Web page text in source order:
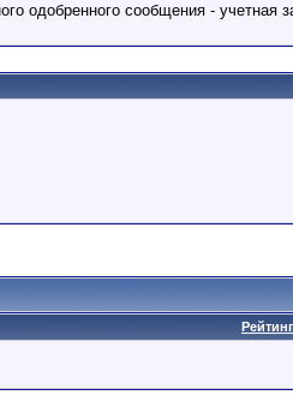
одобренного сообщения - учетная
Рейтинг